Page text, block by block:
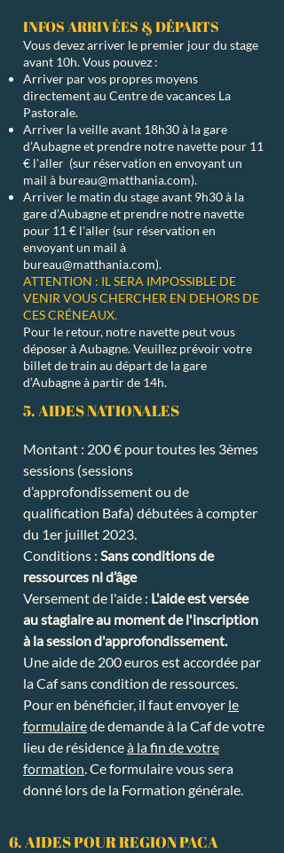
INFOS ARRIVÉES & DÉPARTS
Vous devez arriver le premier jour du stage
avant 10h. Vous pouvez :
Arriver par vos propres moyens
directement au Centre de vacances La
Pastorale.
Arriver la veille avant 18h30 à la gare
d’Aubagne et prendre notre navette pour 11
€ l'aller (sur réservation en envoyant un
mail à bureau@matthania.com).
Arriver le matin du stage avant 9h30 à la
gare d’Aubagne et prendre notre navette
pour 11 € l'aller (sur réservation en
envoyant un mail à
bureau@matthania.com).
ATTENTION : IL SERA IMPOSSIBLE DE
VENIR VOUS CHERCHER EN DEHORS DE
CES CRÉNEAUX.
Pour le retour, notre navette peut vous
déposer à Aubagne. Veuillez prévoir votre
billet de train au départ de la gare
d’Aubagne à partir de 14h.
5. AIDES NATIONALES
Montant : 200 € pour toutes les 3èmes
sessions (sessions
d’approfondissement ou de
qualification Bafa) débutées à compter
du 1er juillet 2023.
Conditions : Sans conditions de
ressources ni d’âge
Versement de l'aide : L'aide est versée
au stagiaire au moment de l'inscription
à la session d'approfondissement.​​​​
Une aide de 200 euros est accordée par
la Caf sans condition de ressources.
Pour en bénéficier, il faut envoyer le
formulairede demande à la Caf de votre
lieu de résidenceà la fin de votre
formation. Ce formulaire vous sera
donné lors de la Formation générale.
6. AIDES POUR REGION PACA